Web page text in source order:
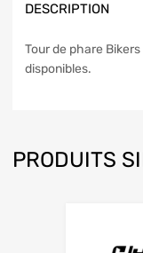
DESCRIPTION
Tour de phare
disponibles.
PRODUITS